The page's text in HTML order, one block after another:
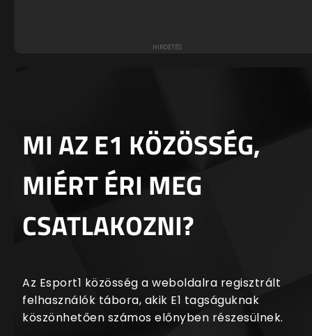
MI AZ E1 KÖZÖSSÉG,
MIÉRT ÉRI MEG
CSATLAKOZNI?
Az Esport1 közösség a weboldalra regisztrált
felhasználók tábora, akik E1 tagságuknak
köszönhetően számos előnyben részesülnek.